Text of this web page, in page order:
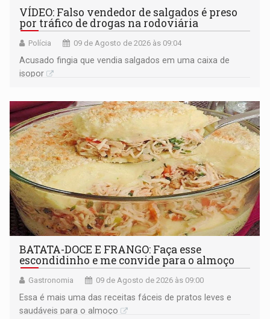
VÍDEO: Falso vendedor de salgados é preso
por tráfico de drogas na rodoviária
Polícia 09 de Agosto de 2026 às 09:04
Acusado fingia que vendia salgados em uma caixa de
isopor
BATATA-DOCE E FRANGO: Faça esse
escondidinho e me convide para o almoço
Gastronomia 09 de Agosto de 2026 às 09:00
Essa é mais uma das receitas fáceis de pratos leves e
saudáveis para o almoço